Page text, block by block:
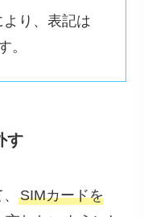
り、表記は
。
す
、SIMカードを